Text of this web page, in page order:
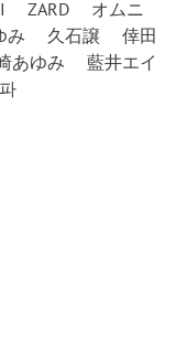
ZARD
オムニ
み 久石譲
倖田
あゆみ
藍井エイ